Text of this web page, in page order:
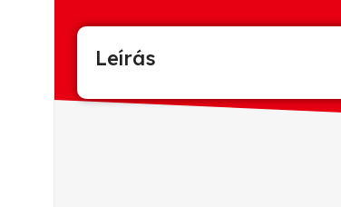
Leírás